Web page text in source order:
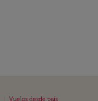
Vuelos desde país